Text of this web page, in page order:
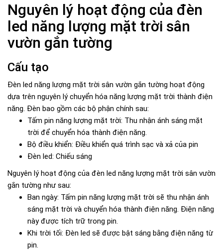
Nguyên lý hoạt động của đèn
led năng lượng mặt trời sân
vườn gắn tường
Cấu tạo
Đèn led năng lượng mặt trời sân vườn gắn tường hoạt động
dựa trên nguyên lý chuyển hóa năng lượng mặt trời thành điện
năng. Đèn bao gồm các bộ phận chính sau:
Tấm pin năng lượng mặt trời: Thu nhận ánh sáng mặt
trời để chuyển hóa thành điện năng.
Bộ điều khiển: Điều khiển quá trình sạc và xả của pin
Đèn led: Chiếu sáng
Nguyên lý hoạt động của đèn led năng lượng mặt trời sân vườn
gắn tường như sau:
Ban ngày: Tấm pin năng lượng mặt trời sẽ thu nhận ánh
sáng mặt trời và chuyển hóa thành điện năng. Điện năng
này được tích trữ trong pin.
Khi trời tối: Đèn led sẽ được bật sáng bằng điện năng từ
pin.